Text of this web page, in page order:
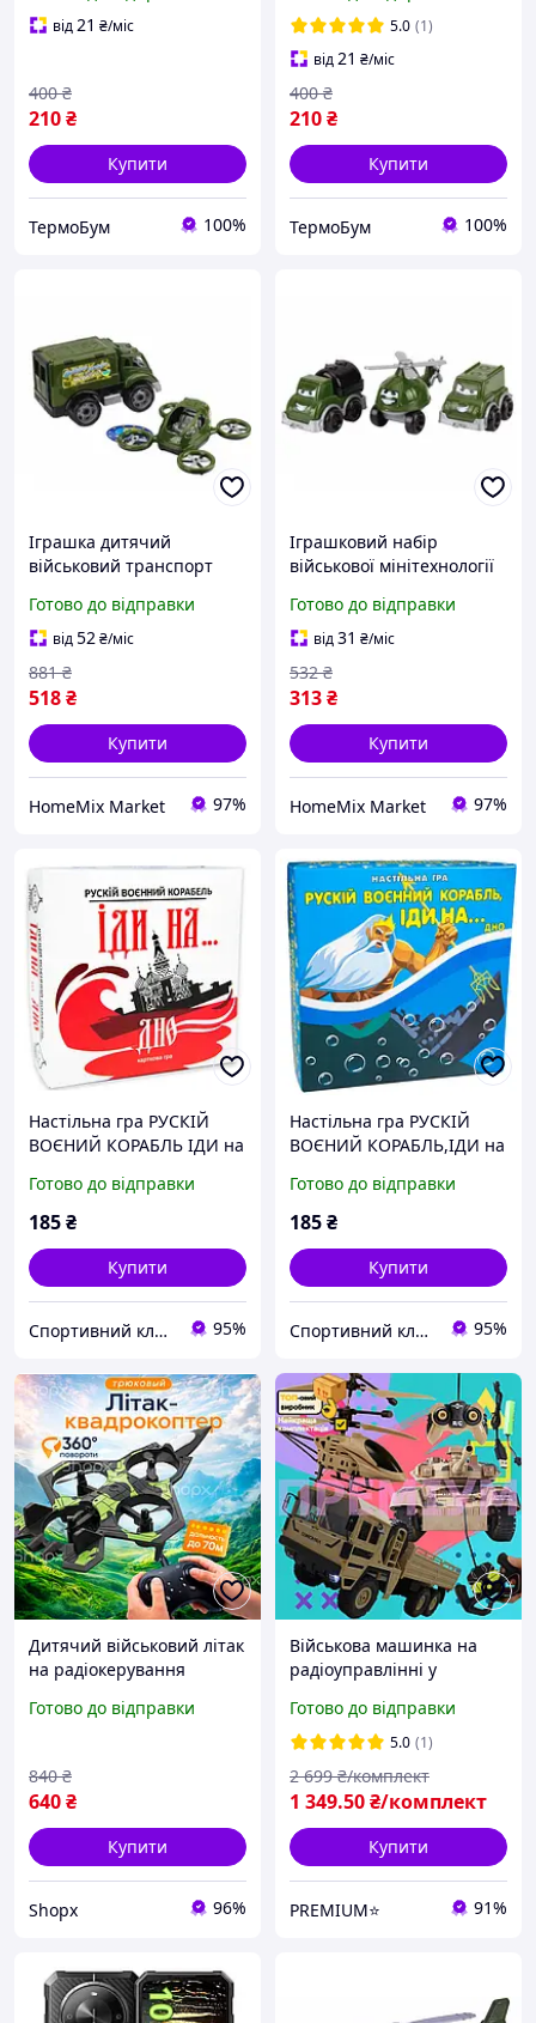
від21 ₴/міс
210₴
400 ₴
Купити
ТермоБум 100%
5.0 (1)
від21 ₴/міс
210₴
400 ₴
Купити
ТермоБум 100%
Іграшка дитячий
військовий транспорт
для ігор 1 шт. хакі ТехноК
HM-11897
Готово до відправки
від52₴/міс
518₴
881 ₴
Купити
HomeMix Market 97%
Іграшковий набір
військової мінітехнології
мікроавтобус для ігор 3
шт ТехноК HM-12760
Готово до відправки
від31 ₴/міс
313₴
532 ₴
Купити
HomeMix Market 97%
Настільна гра РУСКІЙ
ВОЄНИЙ КОРАБЛЬ ІДИ на
українською
Готово до відправки
185₴
Купити
Спортивний клуб VELIKAN 95%
Настільна гра РУСКІЙ
ВОЄНИЙ КОРАБЛЬ,ІДИ на
українською
Готово до відправки
185₴
Купити
Спортивний клуб VELIKAN 95%
Дитячий військовий літак
на радіокерування
трюковий дрон для ігор
дітей зелений
Готово до відправки
640₴
840 ₴
Купити
Shopx 96%
Військова машинка на
радіоуправлінні у
акумулятором і стильним
камуфляжним дизайном
створена для активних
ігор
Готово до відправки
5.0 (1)
1 349.50₴/комплект
2 699 ₴/комплект
Купити
PREMIUM⭐ 91%